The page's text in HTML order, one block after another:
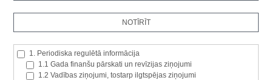
1. Periodiska regulētā informācija
1.1 Gada finanšu pārskati un revīzijas ziņojumi
1.2 Vadības ziņojumi, tostarp ilgtspējas ziņojumi